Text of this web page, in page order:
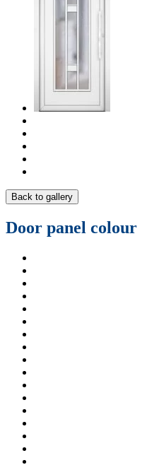
Back to gallery
Door panel colour